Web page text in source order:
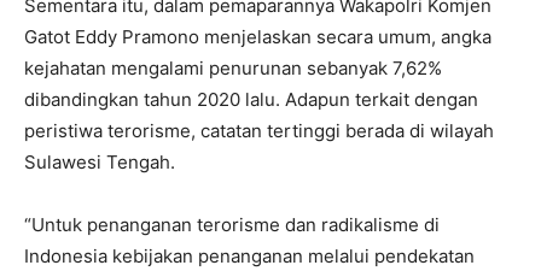
Sementara itu, dalam pemaparannya Wakapolri Komjen
Gatot Eddy Pramono menjelaskan secara umum, angka
kejahatan mengalami penurunan sebanyak 7,62%
dibandingkan tahun 2020 lalu. Adapun terkait dengan
peristiwa terorisme, catatan tertinggi berada di wilayah
Sulawesi Tengah.
“Untuk penanganan terorisme dan radikalisme di
Indonesia kebijakan penanganan melalui pendekatan